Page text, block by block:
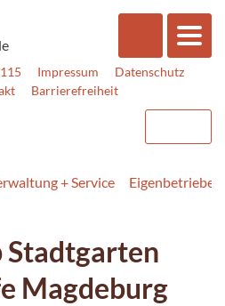
115 Impressum
Datenschutz
Barrierefreiheit
+ Service Eigenbetriebe
Stadtgarten
Magdeburg